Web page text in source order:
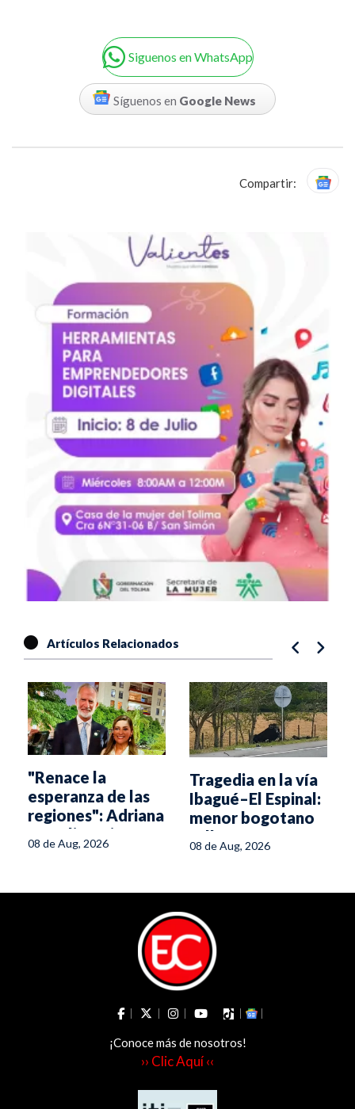
Siguenos en WhatsApp
Síguenos en Google News
Compartir:
Artículos Relacionados
"Renace la
esperanza de las
regiones": Adriana
Magali Matiz
08 de Aug, 2026
Tragedia en la vía
Ibagué–El Espinal:
menor bogotano
fallece en
volcamiento
08 de Aug, 2026
¡Conoce más de nosotros!
›› Clic Aquí ‹‹